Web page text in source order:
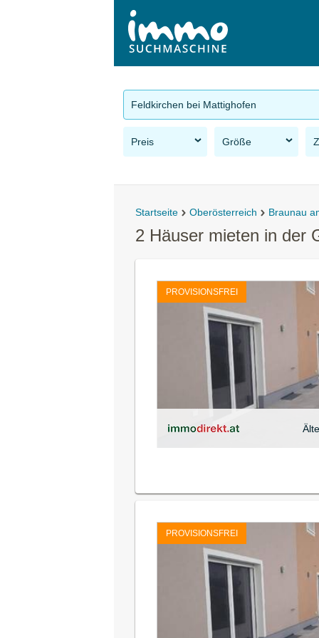
Feldkirchen bei Mattighofen
Preis Größe
Startseite Oberösterreich Braunau
2 Häuser mieten in der
PROVISIONSFREI
PROVISIONSFREI